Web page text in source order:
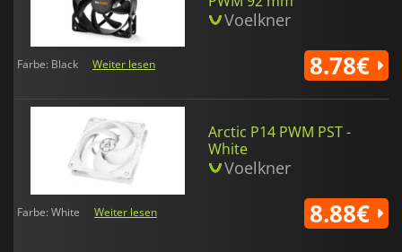
Voelkner
Farbe: Black Weiter lesen 8.78€
Arctic P14 PWM PST -
White
Voelkner
Farbe: White Weiter lesen 8.88€